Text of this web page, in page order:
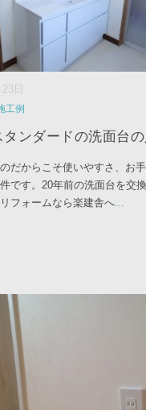
日
工例
タンダードの洗面台の
だからこそ使いやすさ、お
です。20年前の洗面台を交
フォームなら楽建舎へ...